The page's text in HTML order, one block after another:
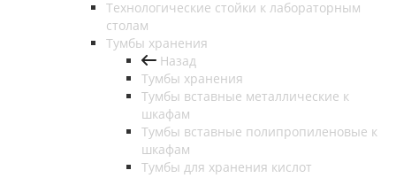
Технологические стойки к лабораторным
столам
Тумбы хранения
Назад
Тумбы хранения
Тумбы вставные металлические к
шкафам
Тумбы вставные полипропиленовые к
шкафам
Тумбы для хранения кислот